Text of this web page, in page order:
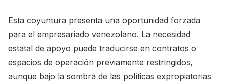
Esta coyuntura presenta una oportunidad forzada
para el empresariado venezolano. La necesidad
estatal de apoyo puede traducirse en contratos o
espacios de operación previamente restringidos,
aunque bajo la sombra de las políticas expropiatorias